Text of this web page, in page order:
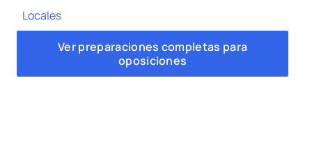
Locales
Ver preparaciones completas para
oposiciones